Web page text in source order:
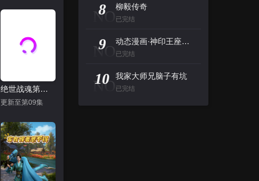
绝世战魂第二季
更新至第09集
NO
8 柳毅传奇
已完结
NO
9 动态漫画·神印王座外传大龟甲师第一季
已完结
NO
10 我家大师兄脑子有坑
已完结